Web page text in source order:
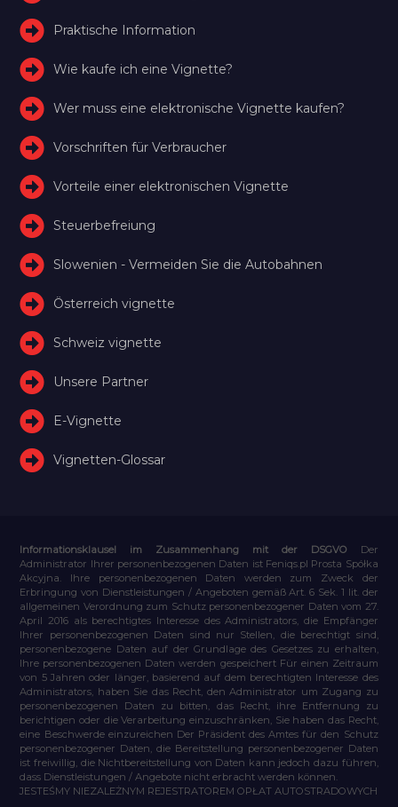
Praktische Information
Wie kaufe ich eine Vignette?
Wer muss eine elektronische Vignette kaufen?
Vorschriften für Verbraucher
Vorteile einer elektronischen Vignette
Steuerbefreiung
Slowenien - Vermeiden Sie die Autobahnen
Österreich vignette
Schweiz vignette
Unsere Partner
E-Vignette
Vignetten-Glossar
Informationsklausel im Zusammenhang mit der DSGVO
Der
Administrator Ihrer personenbezogenen Daten ist Feniqs.pl Prosta Spółka
Akcyjna. Ihre personenbezogenen Daten werden zum Zweck der
Erbringung von Dienstleistungen / Angeboten gemäß Art. 6 Sek. 1 lit. der
allgemeinen Verordnung zum Schutz personenbezogener Daten vom 27.
April 2016 als berechtigtes Interesse des Administrators, die Empfänger
Ihrer personenbezogenen Daten sind nur Stellen, die berechtigt sind,
personenbezogene Daten auf der Grundlage des Gesetzes zu erhalten,
Ihre personenbezogenen Daten werden gespeichert Für einen Zeitraum
von 5 Jahren oder länger, basierend auf dem berechtigten Interesse des
Administrators, haben Sie das Recht, den Administrator um Zugang zu
personenbezogenen Daten zu bitten, das Recht, ihre Entfernung zu
berichtigen oder die Verarbeitung einzuschränken, Sie haben das Recht,
eine Beschwerde einzureichen Der Präsident des Amtes für den Schutz
personenbezogener Daten, die Bereitstellung personenbezogener Daten
ist freiwillig, die Nichtbereitstellung von Daten kann jedoch dazu führen,
dass Dienstleistungen / Angebote nicht erbracht werden können.
JESTEŚMY NIEZALEŻNYM REJESTRATOREM OPŁAT AUTOSTRADOWYCH